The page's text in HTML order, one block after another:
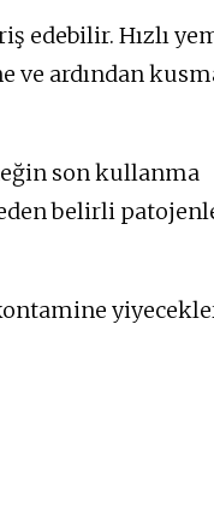
edebilir. Hızlı
ve ardından
son kullanma
belirli